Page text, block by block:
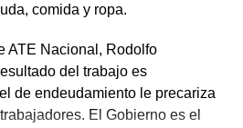
comida y ropa.
ATE Nacional, Rodolfo
del trabajo es
de endeudamiento le precariza
El Gobierno es el